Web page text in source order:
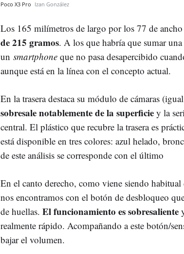
Poco X3 Pro Izan González
Los 165 milímetros de largo por los 77 de
de 215 gramos. A los que habría que sumar
un smartphone que no pasa desapercibido
aunque está en la línea con el concepto actual.
En la trasera destaca su módulo de cámaras
sobresale notablemente de la superficie y la
central. El plástico que recubre la trasera es
está disponible en tres colores: azul helado,
de este análisis se corresponde con el último
En el canto derecho, como viene siendo habitual
nos encontramos con el botón de desbloqueo
de huellas. El funcionamiento es sobresaliente
realmente rápido. Acompañando a este botón/
bajar el volumen.